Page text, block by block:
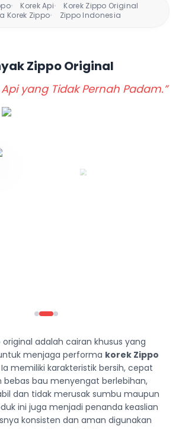
• Korek Api• Korek Zippo Original
Korek Zippo• Zippo Indonesia
ZippoOriginal
yang Tidak Pernah Padam.”
original adalah cairan khusus yang
menjaga performa korek Zippo
memiliki karakteristik bersih, cepat
bebas bau menyengat berlebihan,
dan tidak merusak sumbu maupun
ini juga menjadi penanda keaslian
konsisten dan aman digunakan